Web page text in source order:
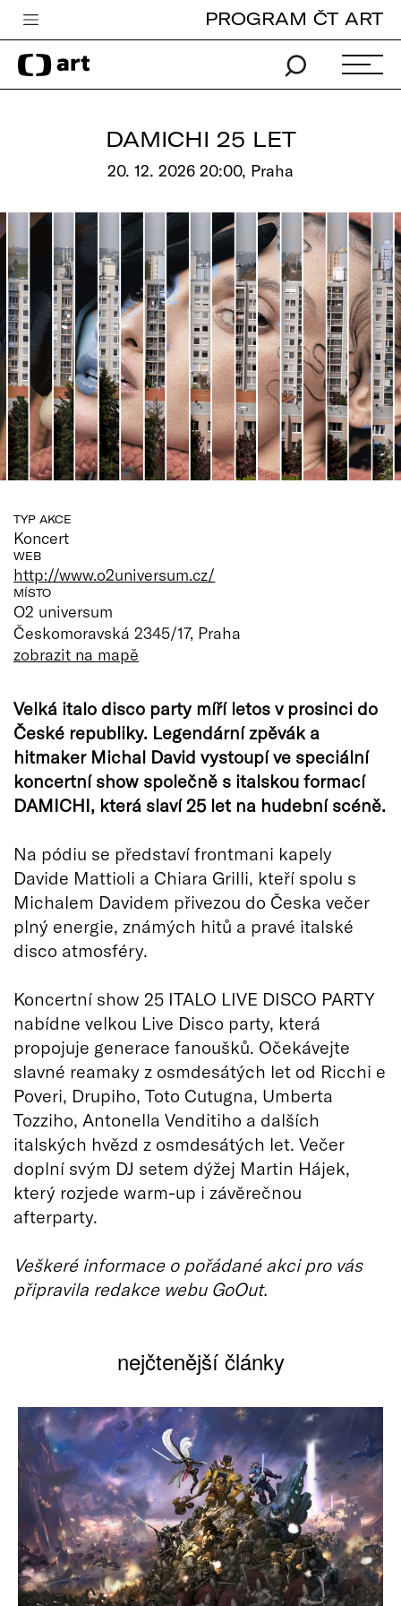
Česká televize
Zpravodajství
Pro děti
edu
Vše o ČT
PROGRAM ČT ART
DAMICHI 25 LET
20. 12. 2026 20:00, Praha
TYP AKCE
Koncert
WEB
http://www.o2universum.cz/
MÍSTO
O2 universum
Českomoravská 2345/17, Praha
zobrazit na mapě
Velká italo disco party míří letos v prosinci do
České republiky. Legendární zpěvák a
hitmaker Michal David vystoupí ve speciální
koncertní show společně s italskou formací
DAMICHI, která slaví 25 let na hudební scéně.
Na pódiu se představí frontmani kapely
Davide Mattioli a Chiara Grilli, kteří spolu s
Michalem Davidem přivezou do Česka večer
plný energie, známých hitů a pravé italské
disco atmosféry.
Koncertní show 25 ITALO LIVE DISCO PARTY
nabídne velkou Live Disco party, která
propojuje generace fanoušků. Očekávejte
slavné reamaky z osmdesátých let od Ricchi e
Poveri, Drupiho, Toto Cutugna, Umberta
Tozziho, Antonella Venditiho a dalších
italských hvězd z osmdesátých let. Večer
doplní svým DJ setem dýžej Martin Hájek,
který rozjede warm-up i závěrečnou
afterparty.
Veškeré informace o pořádané akci pro vás
připravila redakce webu GoOut.
nejčtenější články